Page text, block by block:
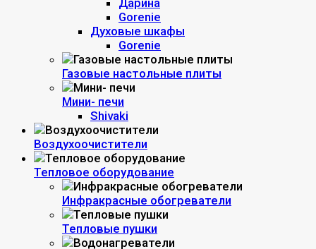
Дарина
Gorenie
Духовые шкафы
Gorenie
Газовые настольные плиты
Мини- печи
Shivaki
Воздухоочистители
Тепловое оборудование
Инфракрасные обогреватели
Тепловые пушки